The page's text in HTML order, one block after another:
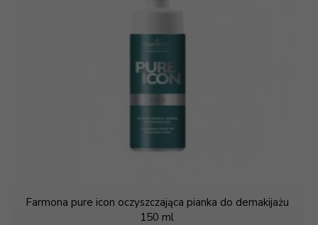
Farmona pure icon oczyszczająca pianka do demakijażu
150 ml